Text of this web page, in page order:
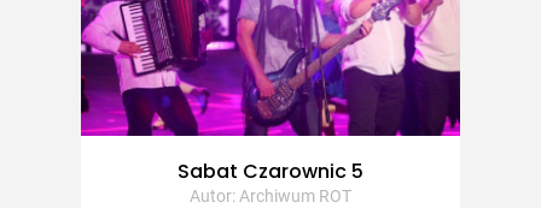
Sabat Czarownic 5
Autor: Archiwum ROT